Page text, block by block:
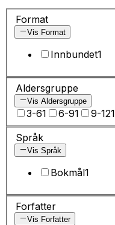
Format
Vis Format
Innbundet1
Aldersgruppe
Vis Aldersgruppe
3-61 6-91 9-121
Språk
Vis Språk
Bokmål1
Forfatter
Vis Forfatter